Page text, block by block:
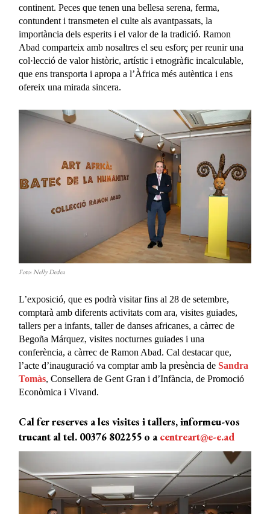
continent. Peces que tenen una bellesa serena, ferma,
contundent i transmeten el culte als avantpassats, la
importància dels esperits i el valor de la tradició. Ramon
Abad comparteix amb nosaltres el seu esforç per reunir una
col·lecció de valor històric, artístic i etnogràfic incalculable,
que ens transporta i apropa a l’Àfrica més autèntica i ens
ofereix una mirada sincera.
Foto: Nelly Dedea
L’exposició, que es podrà visitar fins al 28 de setembre,
comptarà amb diferents activitats com ara, visites guiades,
tallers per a infants, taller de danses africanes, a càrrec de
Begoña Márquez, visites nocturnes guiades i una
conferència, a càrrec de Ramon Abad. Cal destacar que,
l’acte d’inauguració va comptar amb la presència deSandra
Tomàs, Consellera de Gent Gran i d’Infància, de Promoció
Econòmica i Vivand.
Cal fer reserves a les visites i tallers, informeu-vos
trucant al tel. 00376 802255 o acentreart@e-e.ad